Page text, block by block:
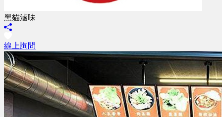
黑貓滷味
線上詢問